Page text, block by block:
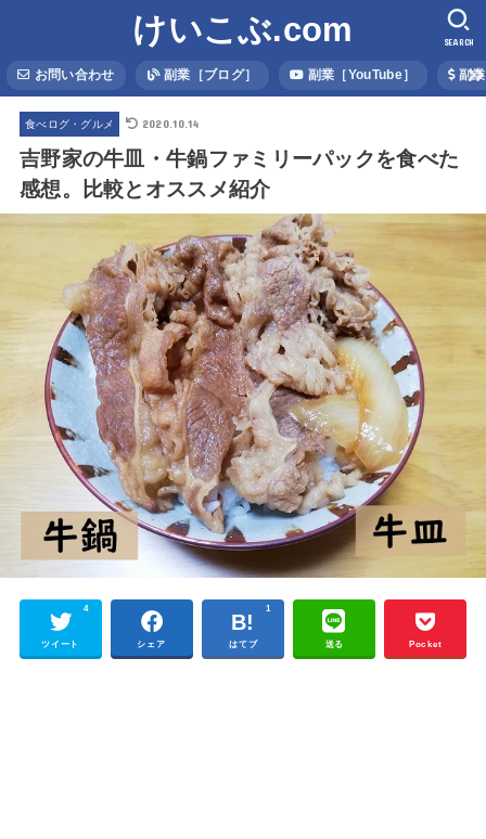
けいこぶ.com
お問い合わせ 副業［ブログ］ 副業［YouTube］ 副業
SEARCH
食べログ・グルメ 2020.10.14
吉野家の牛皿・牛鍋ファミリーパックを食べた
感想。比較とオススメ紹介
ツイート
4
シェア はてブ
1
送る Pocket